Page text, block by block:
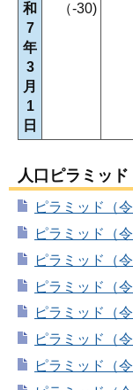
和
7
年
3
月
1
日
（-30)
人口ピラミッド
ピラミッド（
ピラミッド（
ピラミッド（
ピラミッド（
ピラミッド（
ピラミッド（
ピラミッド（